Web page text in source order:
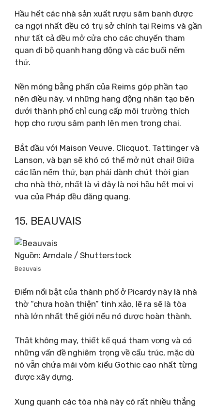
Hầu hết các nhà sản xuất rượu sâm banh được
ca ngợi nhất đều có trụ sở chính tại Reims và gần
như tất cả đều mở cửa cho các chuyến tham
quan đi bộ quanh hang động và các buổi nếm
thử.
Nền móng bằng phấn của Reims góp phần tạo
nên điều này, vì những hang động nhân tạo bên
dưới thành phố chỉ cung cấp môi trường thích
hợp cho rượu sâm panh lên men trong chai.
Bắt đầu với Maison Veuve, Clicquot, Tattinger và
Lanson, và bạn sẽ khó có thể mở nút chai! Giữa
các lần nếm thử, bạn phải dành chút thời gian
cho nhà thờ, nhất là vì đây là nơi hầu hết mọi vị
vua của Pháp đều đăng quang.
15. BEAUVAIS
Nguồn: Arndale / Shutterstock
Beauvais
Điểm nổi bật của thành phố ở Picardy này là nhà
thờ “chưa hoàn thiện” tinh xảo, lẽ ra sẽ là tòa
nhà lớn nhất thế giới nếu nó được hoàn thành.
Thật không may, thiết kế quá tham vọng và có
những vấn đề nghiêm trọng về cấu trúc, mặc dù
nó vẫn chứa mái vòm kiểu Gothic cao nhất từng
được xây dựng.
Xung quanh các tòa nhà này có rất nhiều thắng